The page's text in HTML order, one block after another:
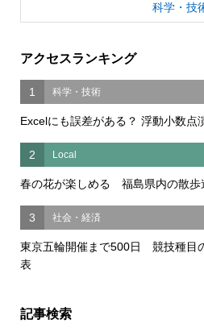
科学・技
アクセスランキング
1 科学・技術
Excelにも誤差がある？ 浮動小数点
2 Local
春の花が楽しめる 福島県内の散歩
3 社会・経済
東京五輪開催まで500日 競技種目
表
記事検索